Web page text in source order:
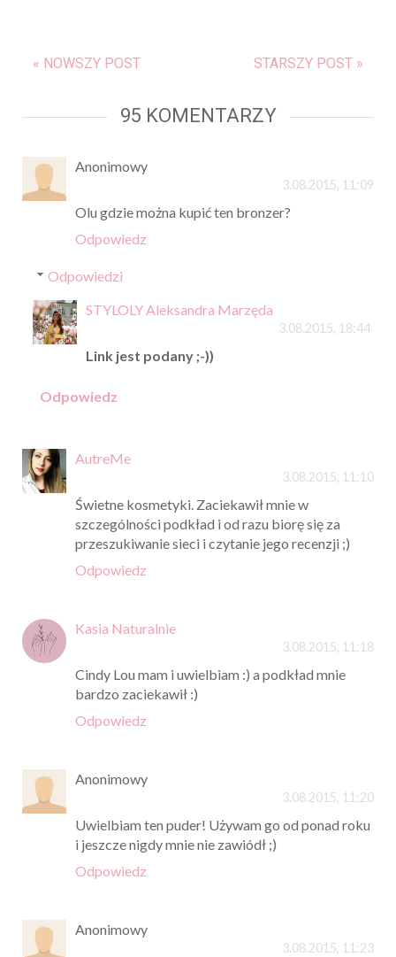
« NOWSZY POST STARSZY POST »
95 KOMENTARZY
Anonimowy
3.08.2015, 11:09
Olu gdzie można kupić ten bronzer?
Odpowiedz
Odpowiedzi
STYLOLY Aleksandra Marzęda
3.08.2015, 18:44
Link jest podany ;-))
Odpowiedz
AutreMe
3.08.2015, 11:10
Świetne kosmetyki. Zaciekawił mnie w
szczególności podkład i od razu biorę się za
przeszukiwanie sieci i czytanie jego recenzji ;)
Odpowiedz
Kasia Naturalnie
3.08.2015, 11:18
Cindy Lou mam i uwielbiam :) a podkład mnie
bardzo zaciekawił :)
Odpowiedz
Anonimowy
3.08.2015, 11:20
Uwielbiam ten puder! Używam go od ponad roku
i jeszcze nigdy mnie nie zawiódł ;)
Odpowiedz
Anonimowy
3.08.2015, 11:23